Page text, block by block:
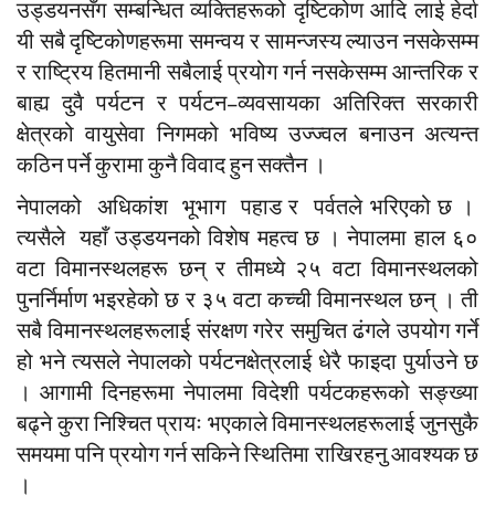
उड्डयनसँग सम्बन्धित व्यक्तिहरूको दृष्टिकोण आदि लाई हेर्दा
यी सबै दृष्टिकोणहरूमा समन्वय र सामन्जस्य ल्याउन नसकेसम्म
र राष्ट्रिय हितमानी सबैलाई प्रयोग गर्न नसकेसम्म आन्तरिक र
बाह्य दुवै पर्यटन र पर्यटन–व्यवसायका अतिरिक्त सरकारी
क्षेत्रको वायुसेवा निगमको भविष्य उज्ज्वल बनाउन अत्यन्त
कठिन पर्ने कुरामा कुनै विवाद हुन सक्तैन ।
नेपालको अधिकांश भूभाग पहाड र पर्वतले भरिएको छ ।
त्यसैले यहाँ उड्डयनको विशेष महत्व छ । नेपालमा हाल ६०
वटा विमानस्थलहरू छन् र तीमध्ये २५ वटा विमानस्थलको
पुनर्निर्माण भइरहेको छ र ३५ वटा कच्ची विमानस्थल छन् । ती
सबै विमानस्थलहरूलाई संरक्षण गरेर समुचित ढंगले उपयोग गर्ने
हो भने त्यसले नेपालको पर्यटनक्षेत्रलाई धेरै फाइदा पुर्याउने छ
। आगामी दिनहरूमा नेपालमा विदेशी पर्यटकहरूको सङ्ख्या
बढ्ने कुरा निश्चित प्रायः भएकाले विमानस्थलहरूलाई जुनसुकै
समयमा पनि प्रयोग गर्न सकिने स्थितिमा राखिरहनु आवश्यक छ
।